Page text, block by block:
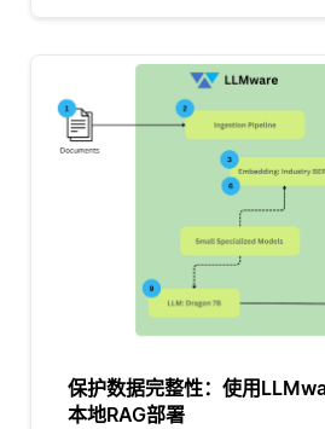
保护数据完整性：使用
本地RAG部署